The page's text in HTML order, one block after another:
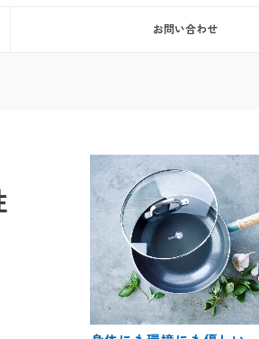
お問い合わせ